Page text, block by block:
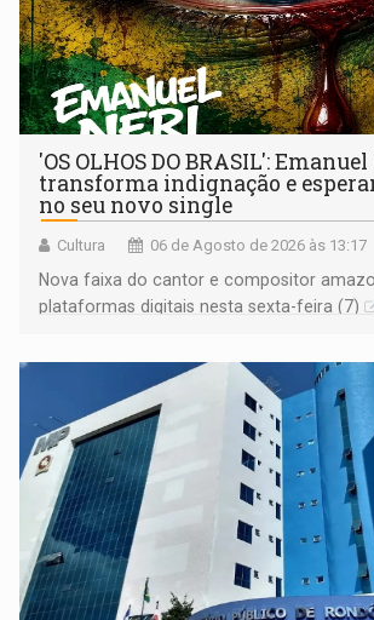
'OS OLHOS DO BRASIL':
transforma indignação e
no seu novo single
Cultura 06 de Agosto de 2026 às 13:17
Nova faixa do cantor e compositor
plataformas digitais nesta sexta-feira (7)